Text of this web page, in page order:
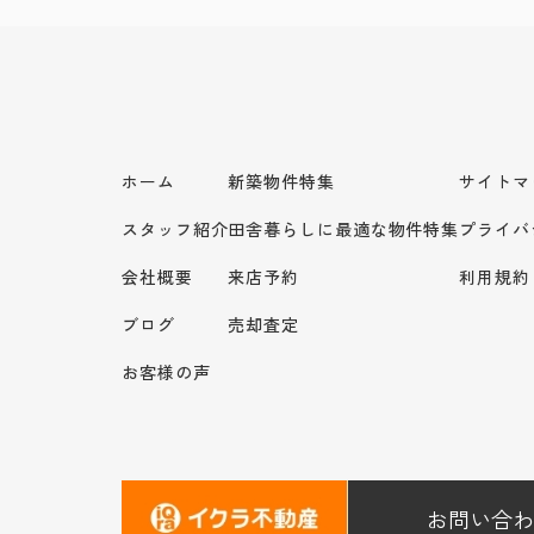
ホーム
スタッフ紹介
会社概要
ブログ
お客様の声
新築物件特集
田舎暮らしに最適な物件特集
来店予約
売却査定
サイト
プライ
利用規約
お問い合